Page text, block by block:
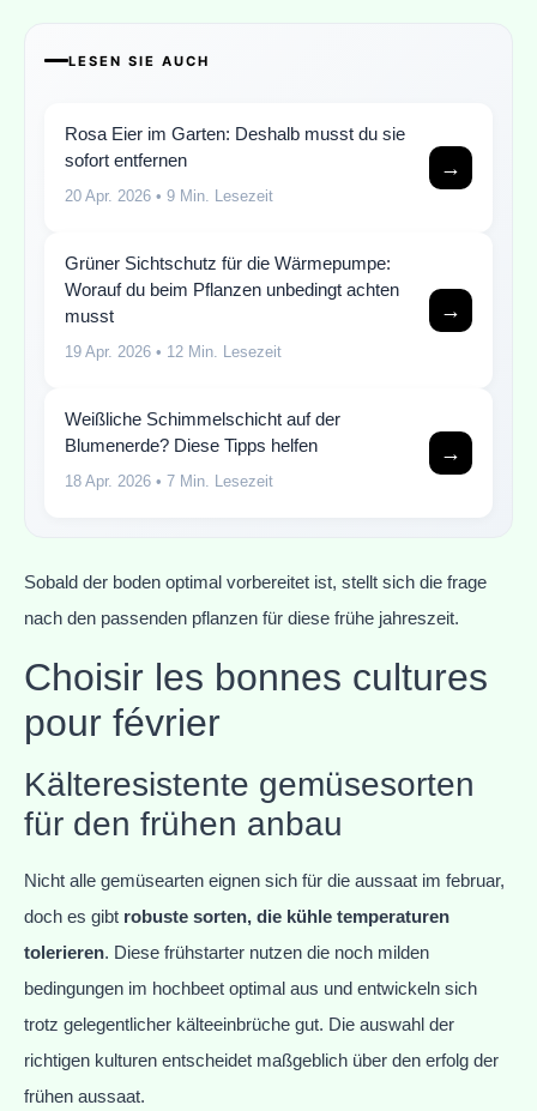
LESEN SIE AUCH
Rosa Eier im Garten: Deshalb musst du sie
sofort entfernen
20 Apr. 2026 • 9 Min. Lesezeit
→
Grüner Sichtschutz für die Wärmepumpe:
Worauf du beim Pflanzen unbedingt achten
musst
19 Apr. 2026 • 12 Min. Lesezeit
→
Weißliche Schimmelschicht auf der
Blumenerde? Diese Tipps helfen
18 Apr. 2026 • 7 Min. Lesezeit
→
Sobald der boden optimal vorbereitet ist, stellt sich die frage
nach den passenden pflanzen für diese frühe jahreszeit.
Choisir les bonnes cultures
pour février
Kälteresistente gemüsesorten
für den frühen anbau
Nicht alle gemüsearten eignen sich für die aussaat im februar,
doch es gibt robuste sorten, die kühle temperaturen
tolerieren. Diese frühstarter nutzen die noch milden
bedingungen im hochbeet optimal aus und entwickeln sich
trotz gelegentlicher kälteeinbrüche gut. Die auswahl der
richtigen kulturen entscheidet maßgeblich über den erfolg der
frühen aussaat.